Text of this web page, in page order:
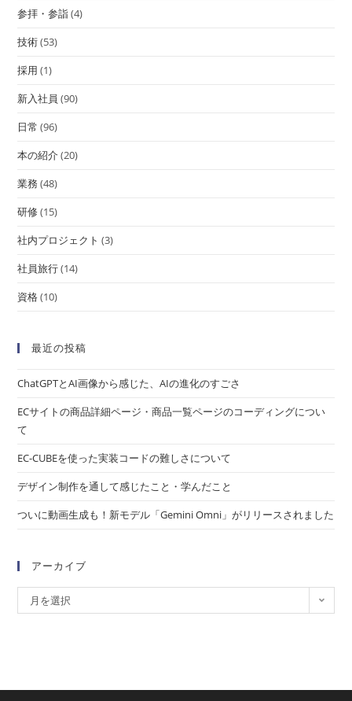
参拝・参詣(4)
技術(53)
採用 (1)
新入社員 (90)
日常 (96)
本の紹介(20)
業務(48)
研修(15)
社内プロジェクト (3)
社員旅行(14)
資格(10)
最近の投稿
ChatGPTとAI画像から感じた、AIの進化のすごさ
ECサイトの商品詳細ページ・商品一覧ページのコーディングについ
て
EC-CUBEを使った実装コードの難しさについて
デザイン制作を通して感じたこと・学んだこと
ついに動画生成も！新モデル「Gemini Omni」がリリースされました
アーカイブ
月を選択